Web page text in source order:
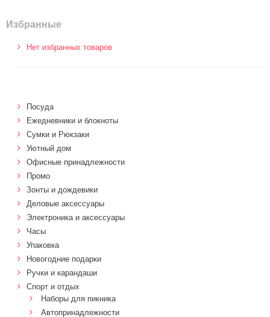
Избранные
Нет избранных товаров
Посуда
Ежедневники и блокноты
Сумки и Рюкзаки
Уютный дом
Офисные принадлежности
Промо
Зонты и дождевики
Деловые аксессуары
Электроника и аксессуары
Часы
Упаковка
Новогодние подарки
Ручки и карандаши
Спорт и отдых
Наборы для пикника
Автопринадлежности